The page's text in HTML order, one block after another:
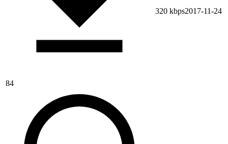
84
320 kbps2017-11-24